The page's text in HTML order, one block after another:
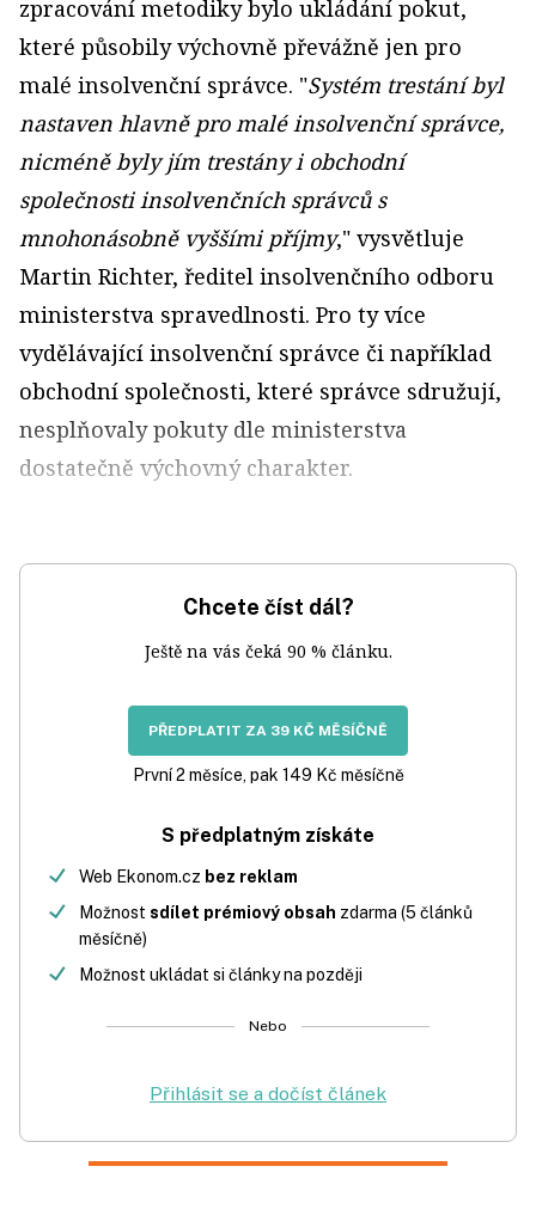
zpracování metodiky bylo ukládání pokut,
které působily výchovně převážně jen pro
malé insolvenční správce. "Systém trestání byl
nastaven hlavně pro malé insolvenční správce,
nicméně byly jím trestány i obchodní
společnosti insolvenčních správců s
mnohonásobně vyššími příjmy," vysvětluje
Martin Richter, ředitel insolvenčního odboru
ministerstva spravedlnosti. Pro ty více
vydělávající insolvenční správce či například
obchodní společnosti, které správce sdružují,
nesplňovaly pokuty dle ministerstva
dostatečně výchovný charakter.
Chcete číst dál?
Ještě na vás čeká 90 % článku.
PŘEDPLATIT ZA 39 KČ MĚSÍČNĚ
První 2 měsíce, pak 149 Kč měsíčně
S předplatným získáte
Web Ekonom.cz bez reklam
Možnost sdílet prémiový obsah zdarma (5 článků
měsíčně)
Možnost ukládat si články na později
Nebo
Přihlásit se a dočíst článek